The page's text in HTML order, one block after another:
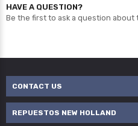
HAVE A QUESTION?
Be the first to ask a question about
CONTACT US
REPUESTOS NEW HOLLAND